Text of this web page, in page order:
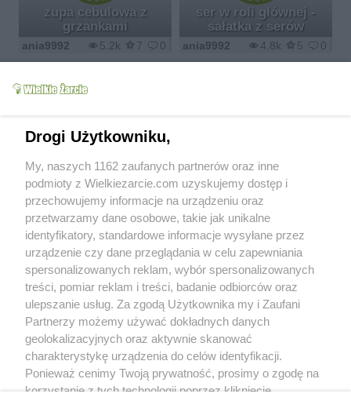
zupa cebulowa z
grzankami
5.2k 7 0
ania9992
ser w roli głównej -
sałatka z serów
4.8k 5 0
ania9992
pieczarkami !!!
5.1k 14 0
ania9992
sosem gorgonzola
12.5k
ania9992
Od kiedy z nami:
2008-07-31
Status:
aktywny (offline)
Wypowiedzi na forum:
0
Wystawione komentarze:
19
Otrzymane komentarze:
39
Wyróżnienia
Drogi Użytkowniku,
My, naszych 1162 zaufanych partnerów oraz inne
podmioty z Wielkiezarcie.com uzyskujemy dostęp i
przechowujemy informacje na urządzeniu oraz
przetwarzamy dane osobowe, takie jak unikalne
identyfikatory, standardowe informacje wysyłane przez
urządzenie czy dane przeglądania w celu zapewniania
spersonalizowanych reklam, wybór spersonalizowanych
treści, pomiar reklam i treści, badanie odbiorców oraz
ulepszanie usług. Za zgodą Użytkownika my i Zaufani
Partnerzy możemy używać dokładnych danych
geolokalizacyjnych oraz aktywnie skanować
charakterystykę urządzenia do celów identyfikacji.
Ponieważ cenimy Twoją prywatność, prosimy o zgodę na
korzystanie z tych technologii poprzez kliknięcie